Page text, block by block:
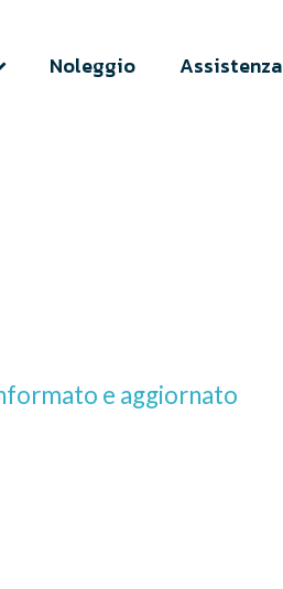
Noleggio Assistenza
e aggiornato